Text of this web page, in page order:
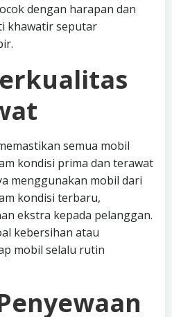
dengan harapan dan
khawatir seputar
semua mobil
kondisi prima dan terawat
menggunakan mobil dari
kondisi terbaru,
ekstra kepada pelanggan.
kebersihan atau
mobil selalu rutin